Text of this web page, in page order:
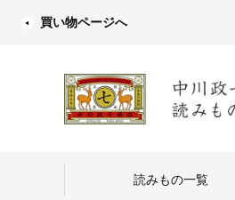
買い物ページへ
読みもの一覧